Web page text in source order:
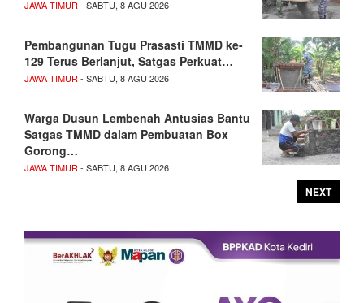
JAWA TIMUR- SABTU, 8 AGU 2026
Pembangunan Tugu Prasasti TMMD ke-
129 Terus Berlanjut, Satgas Perkuat…
JAWA TIMUR- SABTU, 8 AGU 2026
Warga Dusun Lembenah Antusias Bantu
Satgas TMMD dalam Pembuatan Box
Gorong…
JAWA TIMUR- SABTU, 8 AGU 2026
NEXT